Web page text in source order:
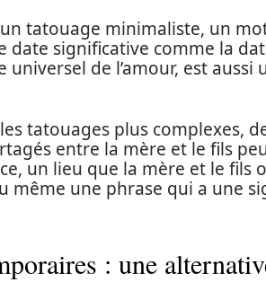
tatouage minimaliste, un
date significative comme la
universel de l’amour, est
tatouages plus complexes,
entre la mère et le fils
un lieu que la mère et le fils
même une phrase qui a une
: une